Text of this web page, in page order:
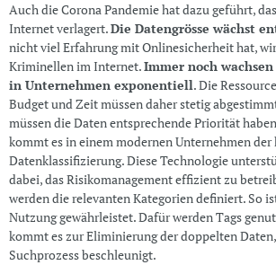
Auch die Corona Pandemie hat dazu geführt,
Internet verlagert.Die Datengrösse wächst
nicht viel Erfahrung mit Onlinesicherheit hat,
Kriminellen im Internet.Immer noch
in Unternehmen exponentiell. Die
Budget und Zeit müssen daher stetig
müssen die Daten entsprechende Priorität
kommt es in einem modernen Unternehmen
Datenklassifizierung. Diese Technologie
dabei, das Risikomanagement effizient zu
werden die relevanten Kategorien definiert. So
Nutzung gewährleistet. Dafür werden Tags
kommt es zur Eliminierung der doppelten
Suchprozess beschleunigt.